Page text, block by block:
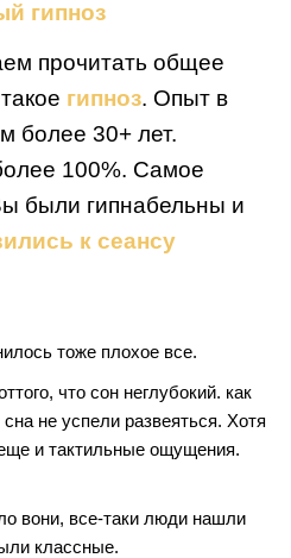
гипноз
прочитать общее
гипноз. Опыт в
более 30+ лет.
100%. Самое
были гипнабельны и
к сеансу
тоже плохое все.
что сон неглубокий. как
не успели развеяться. Хотя
и тактильные ощущения.
вони, все-таки люди нашли
классные.